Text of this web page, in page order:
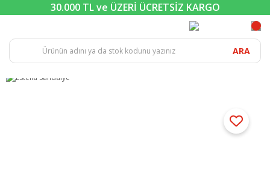
30.000 TL ve ÜZERİ ÜCRETSİZ KARGO
ARA